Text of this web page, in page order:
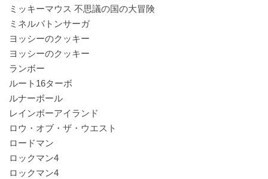
ミッキーマウス 不思議の国の大冒険
ミネルバトンサーガ
ヨッシーのクッキー
ヨッシーのクッキー
ランボー
ルート16ターボ
ルナーボール
レインボーアイランド
ロウ・オブ・ザ・ウエスト
ロードマン
ロックマン4
ロックマン4